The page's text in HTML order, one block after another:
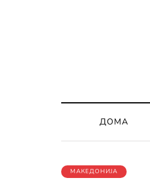
ДОМА
МАКЕДОНИЈА